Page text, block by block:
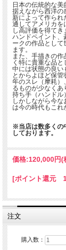
花は菊でしょうか。多
一層花のモチーフを
在感あふれる初期頃
画像をご確認ください。
日本の伝統的な
据えながら西洋の
新によって作ら
通してアメリカを
し高評価を得てき
ハンドペイント、
ークの作品とし
ます。
また、手描きの
く特に貴重な品と
中には状態の良い
とからよほど保
年のスレ（摩耗）
るものが少なくあ
持ち手（ハンドル
しかしながら今
は今の時代もこれ
※当店は数多くの
しております。
価格:120,000円(
[ポイント還元
注文
購入数：